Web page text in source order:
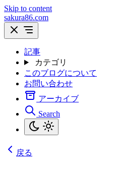
Skip to content
sakura86.com
記事
カテゴリ
このブログについて
お問い合わせ
アーカイブ
Search
戻る